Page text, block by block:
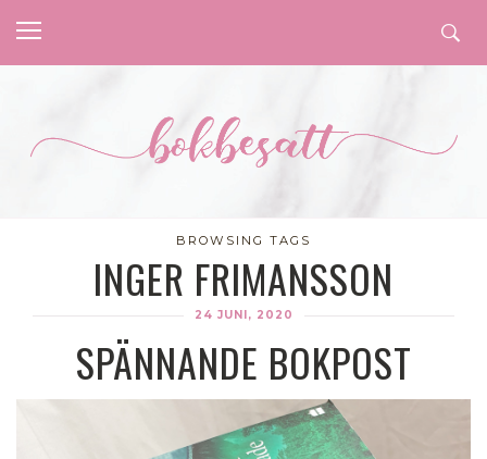
BROWSING TAGS
INGER FRIMANSSON
24 JUNI, 2020
SPÄNNANDE BOKPOST